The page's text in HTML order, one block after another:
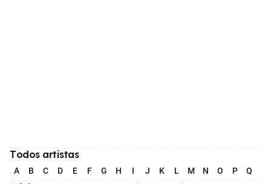
Todos artistas
A B C D E F G H I J K L M N O P Q